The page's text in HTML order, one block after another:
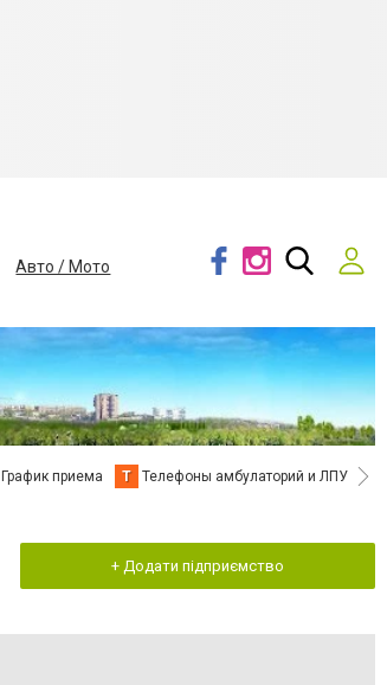
Авто / Мото
приема Т Телефоны амбулаторий и ЛПУ В
+ Додати підприємство